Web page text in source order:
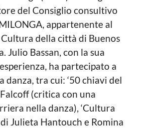
del Consiglio consultivo
appartenente al
della città di Buenos
Julio Bassan, con la sua
ha partecipato a
danza, tra cui: ‘50 chiavi del
(critica con una
nella danza), ‘Cultura
Julieta Hantouch e Romina